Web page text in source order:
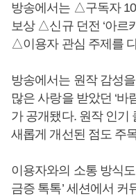
방송에서는 △구독자
보상 △신규 던전 ‘아르
△이용자 관심 주제를
방송에서는 원작 감성
많은 사랑을 받았던 ‘바
가 공개됐다. 원작 인기
새롭게 개선된 점도 주
이용자와의 소통 방식
금증 톡톡’ 세션에서